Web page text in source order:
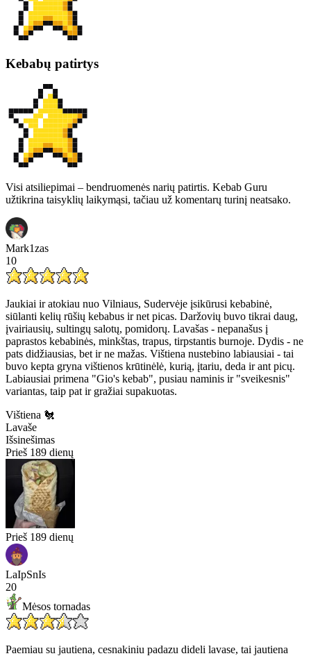
Kebabų patirtys
Visi atsiliepimai – bendruomenės narių patirtis. Kebab Guru
užtikrina taisyklių laikymąsi, tačiau už komentarų turinį neatsako.
Mark1zas
10
Jaukiai ir atokiau nuo Vilniaus, Sudervėje įsikūrusi kebabinė,
siūlanti kelių rūšių kebabus ir net picas. Daržovių buvo tikrai daug,
įvairiausių, sultingų salotų, pomidorų. Lavašas - nepanašus į
paprastos kebabinės, minkštas, trapus, tirpstantis burnoje. Dydis - ne
pats didžiausias, bet ir ne mažas. Vištiena nustebino labiausiai - tai
buvo kepta gryna vištienos krūtinėlė, kurią, įtariu, deda ir ant picų.
Labiausiai primena "Gio's kebab", pusiau naminis ir "sveikesnis"
variantas, taip pat ir gražiai supakuotas.
Vištiena 🐔
Lavaše
Išsinešimas
Prieš 189 dienų
Prieš 189 dienų
LaIpSnIs
20
Mėsos tornadas
Paemiau su jautiena, cesnakiniu padazu dideli lavase, tai jautiena